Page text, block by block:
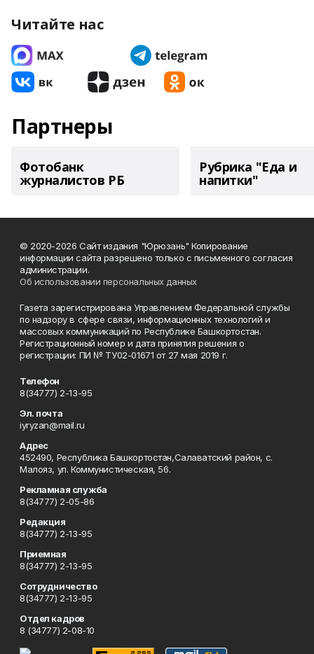
Читайте нас
Партнеры
Фотобанк
журналистов РБ
Рубрика "Еда и
напитки"
© 2020-2026 Сайт издания "Юрюзань" Копирование
информации сайта разрешено только с письменного согласия
администрации.
Об использовании персональных данных
Газета зарегистрирована Управлением Федеральной службы
по надзору в сфере связи, информационных технологий и
массовых коммуникаций по Республике Башкортостан.
Регистрационный номер и дата принятия решения о
регистрации: ПИ № ТУ02-01671 от 27 мая 2019 г.
Телефон
8(34777) 2-13-95
Эл. почта
iyryzan@mail.ru
Адрес
452490, Республика Башкортостан,Салаватский район, с.
Малояз, ул. Коммунистическая, 56.
Рекламная служба
8(34777) 2-05-86
Редакция
8(34777) 2-13-95
Приемная
8(34777) 2-13-95
Сотрудничество
8(34777) 2-13-95
Отдел кадров
8 (34777) 2-08-10